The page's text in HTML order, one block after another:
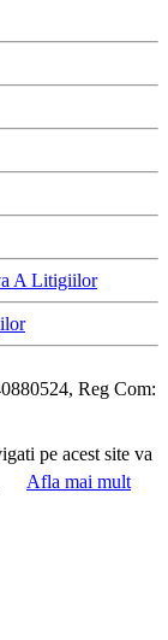
Reg Com:
pe acest site va
Afla mai mult